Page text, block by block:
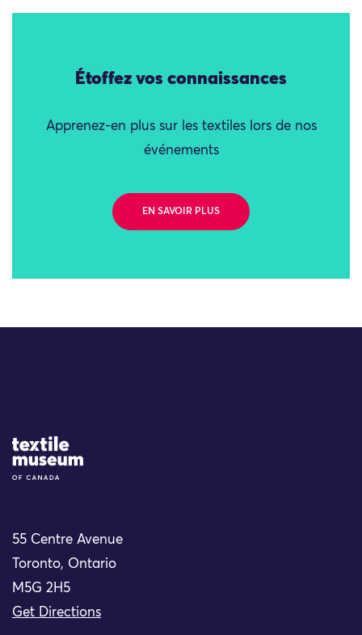
Étoffez vos connaissances
Apprenez-en plus sur les textiles lors de nos
événements
EN SAVOIR PLUS
Site Logo
55 Centre Avenue
Toronto, Ontario
M5G 2H5
Get Directions